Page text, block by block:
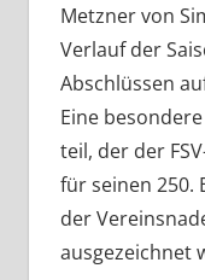
Metzner von
Verlauf der
Abschlüssen
Eine
teil, der der
für seinen 250.
der
ausgezeichnet